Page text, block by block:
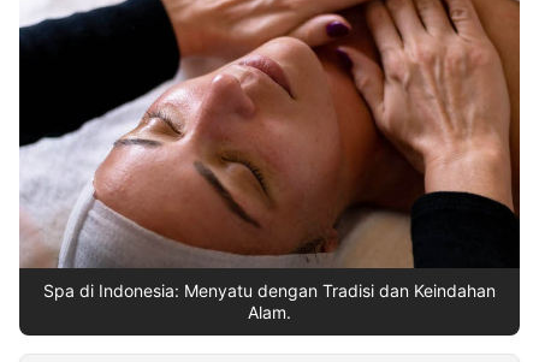
Partner
Rakyat
Dinamikapost.com
Seedbacklink
Follow
Kabarbaru
Spa di Indonesia: Menyatu dengan Tradisi dan Keindahan
Alam.